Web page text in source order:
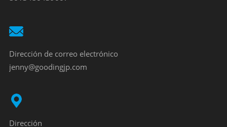
Dirección de correo electrónico
jenny@goodingjp.com
Dirección